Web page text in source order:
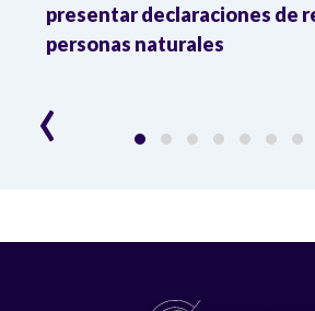
presentar declaraciones de
personas naturales
‹